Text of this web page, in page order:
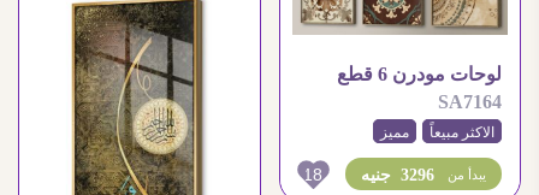
لوحات مودرن 6 قطع
بأطار
SA7164
الاكثر مبيعاً مميز
3296 جنيه يبدأ من 18